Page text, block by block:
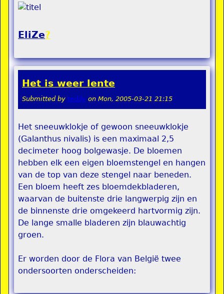
EliZe?
Het is weer lente
Submitted by teddy on Mon, 2005-03-21 21:15
Het sneeuwklokje of gewoon sneeuwklokje
(Galanthus nivalis) is een maximaal 2,5
decimeter hoog bolgewasje. De bloemen
hebben elk een eigen bloemstengel en hangen
van de top van deze stengel naar beneden.
Een bloem heeft zes bloemdekbladeren,
waarvan de buitenste drie langwerpig zijn en
de binnenste drie omgekeerd hartvormig zijn.
De lange smalle bladeren zijn blauwachtig
groen.
Er worden door de Flora van België twee
ondersoorten onderscheiden: